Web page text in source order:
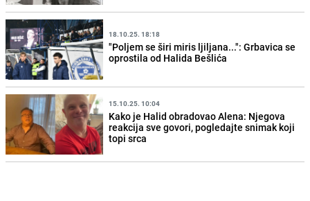
18.10.25. 18:18
"Poljem se širi miris ljiljana...": Grbavica se
oprostila od Halida Bešlića
15.10.25. 10:04
Kako je Halid obradovao Alena: Njegova
reakcija sve govori, pogledajte snimak koji
topi srca